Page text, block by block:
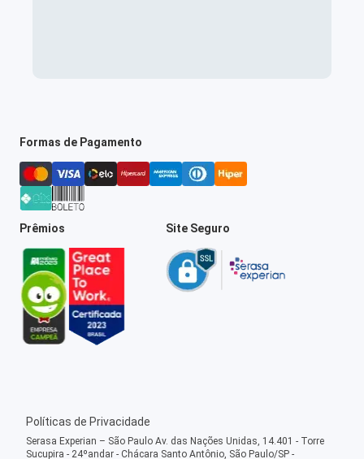
Formas de Pagamento
Prêmios Site Seguro
Políticas de Privacidade
Serasa Experian – São Paulo Av. das Nações Unidas, 14.401 - Torre
Sucupira - 24ºandar - Chácara Santo Antônio, São Paulo/SP -